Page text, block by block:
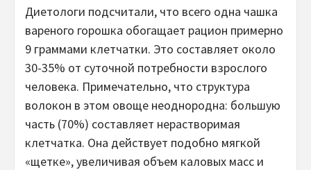
Диетологи подсчитали, что всего одна чашка
вареного горошка обогащает рацион примерно
9 граммами клетчатки. Это составляет около
30-35% от суточной потребности взрослого
человека. Примечательно, что структура
волокон в этом овощe неоднородна: большую
часть (70%) составляет нерастворимая
клетчатка. Она действует подобно мягкой
«щетке», увеличивая объем каловых масс и